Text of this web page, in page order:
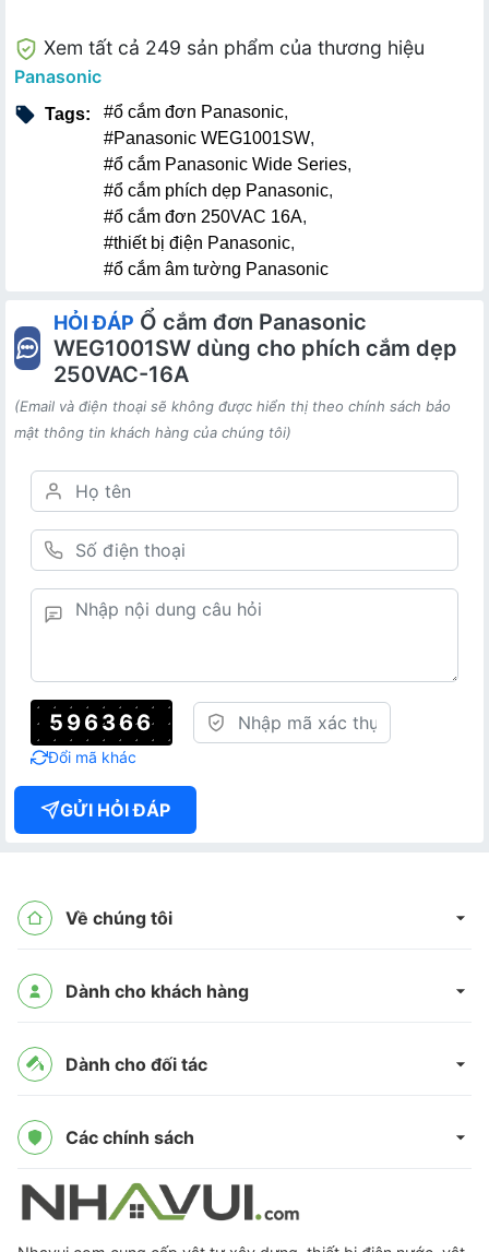
Xem tất cả 249 sản phẩm của thương hiệu
Panasonic
Tags: #ổ cắm đơn Panasonic,
#Panasonic WEG1001SW,
#ổ cắm Panasonic Wide Series,
#ổ cắm phích dẹp Panasonic,
#ổ cắm đơn 250VAC 16A,
#thiết bị điện Panasonic,
#ổ cắm âm tường Panasonic
HỎI ĐÁP Ổ cắm đơn Panasonic
WEG1001SW dùng cho phích cắm dẹp
250VAC-16A
(Email và điện thoại sẽ không được hiển thị theo chính sách bảo
mật thông tin khách hàng của chúng tôi)
596366
Đổi mã khác
GỬI HỎI ĐÁP
Về chúng tôi
Dành cho khách hàng
Dành cho đối tác
Các chính sách